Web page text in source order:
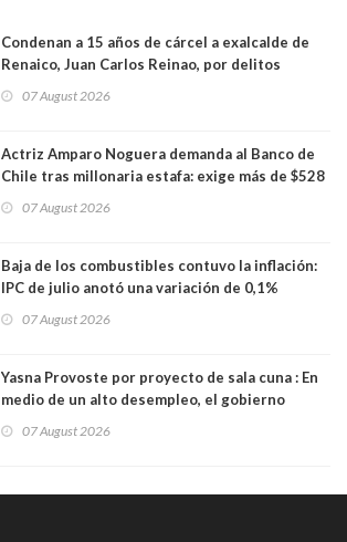
Condenan a 15 años de cárcel a exalcalde de
Renaico, Juan Carlos Reinao, por delitos
07 August 2026
Actriz Amparo Noguera demanda al Banco de
Chile tras millonaria estafa: exige más de $528
07 August 2026
Baja de los combustibles contuvo la inflación:
IPC de julio anotó una variación de 0,1%
07 August 2026
Yasna Provoste por proyecto de sala cuna : En
medio de un alto desempleo, el gobierno
07 August 2026